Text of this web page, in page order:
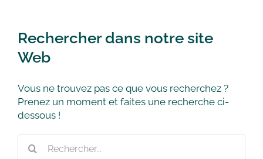
Rechercher dans notre site
Web
Vous ne trouvez pas ce que vous recherchez ?
Prenez un moment et faites une recherche ci-
dessous !